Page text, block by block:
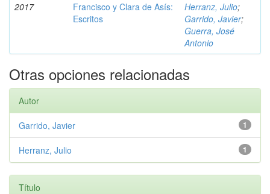
2017
Francisco y Clara de Asís:
Escritos
Herranz, Julio;
Garrido, Javier;
Guerra, José
Antonio
Otras opciones relacionadas
Autor
1
Garrido, Javier
1
Herranz, Julio
Título